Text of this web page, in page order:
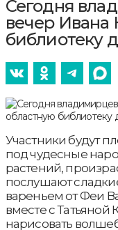
Сегодня
вечер Ивана
библиотеку
Участники будут
под чудесные
растений,
послушают
вареньем от Феи
вместе с
нарисовать